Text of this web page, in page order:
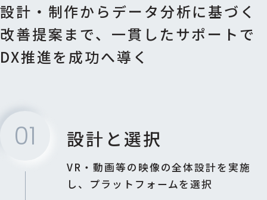
設計・制作からデータ分析に基づく
改善提案まで、 一貫したサポートで
DX推進を成功へ導く
01 設計と選択
VR・動画等の映像の全体設計を実施
し、 プラットフォームを選択